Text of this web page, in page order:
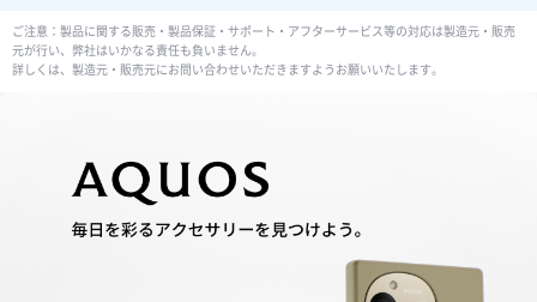
ご注意：製品に関する販売・製品保証・サポート・アフターサービス等の対応は製造元・販売
元が行い、弊社はいかなる責任も負いません。
詳しくは、製造元・販売元にお問い合わせいただきますようお願いいたします。